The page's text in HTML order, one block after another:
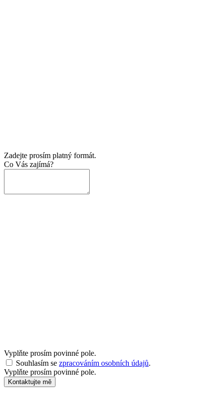
Zadejte prosím platný formát.
Co Vás zajímá?
Vyplňte prosím povinné pole.
Souhlasím se zpracováním osobních údajů.
Vyplňte prosím povinné pole.
Kontaktujte mě